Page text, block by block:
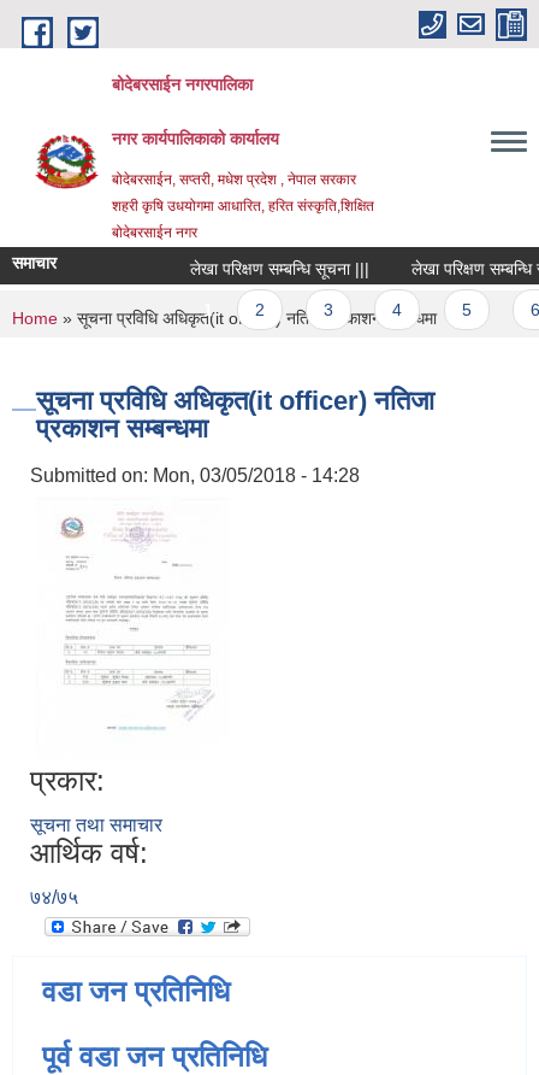
Skip to main content
बोदेबरसाईन नगरपालिका
नगर कार्यपालिकाको कार्यालय
बोदेबरसाईन, सप्तरी, मधेश प्रदेश , नेपाल सरकार
शहरी कृषि उधयोगमा आधारित, हरित संस्कृति,शिक्षित
बोदेबरसाईन नगर
समाचार लेखा परिक्षण सम्बन्धि सूचना ||| लेखा परिक्षण सम्बन्धि
Pages
1 3 4
You are here
Home » सूचना प्रविधि अधिकृत(it officer) नतिजा प्रकाशन सम्बन्धमा
सूचना प्रविधि अधिकृत(it officer) नतिजा
प्रकाशन सम्बन्धमा
Submitted on: Mon, 03/05/2018 - 14:28
प्रकार:
सूचना तथा समाचार
आर्थिक वर्ष:
७४/७५
वडा जन प्रतिनिधि
पूर्व वडा जन प्रतिनिधि